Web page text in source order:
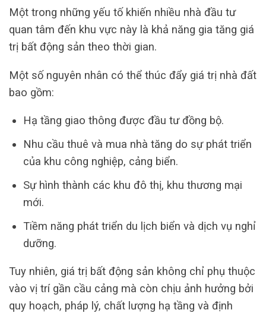
Một trong những yếu tố khiến nhiều nhà đầu tư
quan tâm đến khu vực này là khả năng gia tăng giá
trị bất động sản theo thời gian.
Một số nguyên nhân có thể thúc đẩy giá trị nhà đất
bao gồm:
Hạ tầng giao thông được đầu tư đồng bộ.
Nhu cầu thuê và mua nhà tăng do sự phát triển
của khu công nghiệp, cảng biển.
Sự hình thành các khu đô thị, khu thương mại
mới.
Tiềm năng phát triển du lịch biển và dịch vụ nghỉ
dưỡng.
Tuy nhiên, giá trị bất động sản không chỉ phụ thuộc
vào vị trí gần cầu cảng mà còn chịu ảnh hưởng bởi
quy hoạch, pháp lý, chất lượng hạ tầng và định